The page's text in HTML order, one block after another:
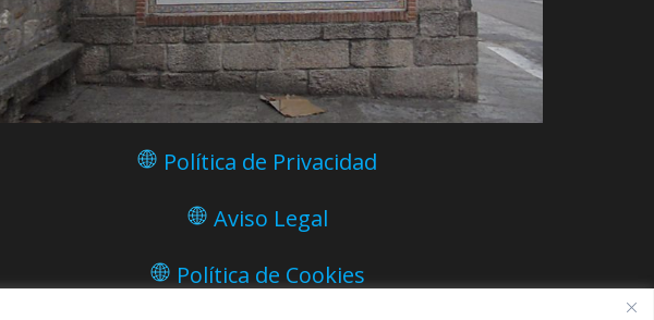
Política de Privacidad
Aviso Legal
Política de Cookies